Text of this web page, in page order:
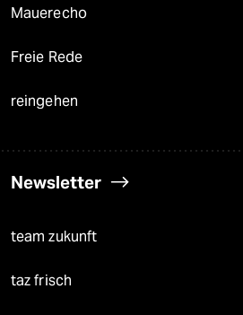
Mauerecho
Freie Rede
reingehen
Newsletter
team zukunft
taz frisch